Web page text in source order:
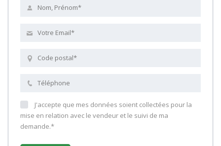
J'accepte que mes données soient collectées pour la
mise en relation avec le vendeur et le suivi de ma
demande.*